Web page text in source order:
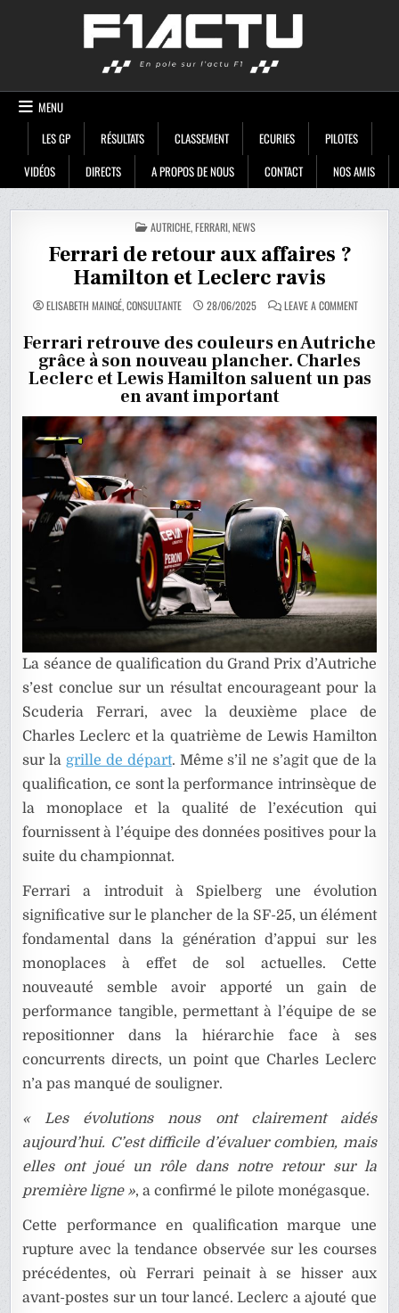
MENU
LES GP
RÉSULTATS CLASSEMENT ECURIES
PILOTES
VIDÉOS
DIRECTS A PROPOS DE NOUS CONTACT NOS AMIS
POSTED
IN
AUTRICHE,FERRARI,NEWS
Ferrari de retour aux affaires ?
Hamilton et Leclerc ravis
ELISABETH MAINGÉ, CONSULTANTE 28/06/2025 LEAVE A COMMENTON
FERRARI
RETOUR
AUX
AFFAIRES
?
HAMILTON
Ferrari retrouve des couleurs en Autriche
grâce à son nouveau plancher. Charles
Leclerc et Lewis Hamilton saluent un pas
en avant important
La séance de qualification du Grand Prix d’Autriche
s’est conclue sur un résultat encourageant pour la
Scuderia Ferrari, avec la deuxième place de
Charles Leclerc et la quatrième de Lewis Hamilton
sur la grille de départ. Même s’il ne s’agit que de la
qualification, ce sont la performance intrinsèque de
la monoplace et la qualité de l’exécution qui
fournissent à l’équipe des données positives pour la
suite du championnat.
Ferrari a introduit à Spielberg une évolution
significative sur le plancher de la SF-25, un élément
fondamental dans la génération d’appui sur les
monoplaces à effet de sol actuelles. Cette
nouveauté semble avoir apporté un gain de
performance tangible, permettant à l’équipe de se
repositionner dans la hiérarchie face à ses
concurrents directs, un point que Charles Leclerc
n’a pas manqué de souligner.
« Les évolutions nous ont clairement aidés
aujourd’hui. C’est difficile d’évaluer combien, mais
elles ont joué un rôle dans notre retour sur la
première ligne », a confirmé le pilote monégasque.
Cette performance en qualification marque une
rupture avec la tendance observée sur les courses
précédentes, où Ferrari peinait à se hisser aux
avant-postes sur un tour lancé. Leclerc a ajouté que